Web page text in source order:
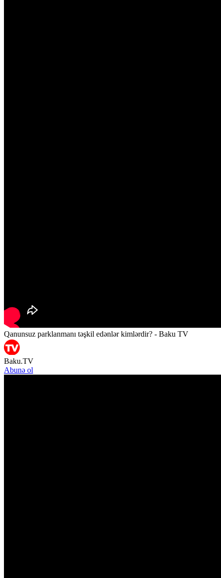
Qanunsuz parklanmanı təşkil edənlər kimlərdir? - Baku TV
Baku.TV
Abunə ol